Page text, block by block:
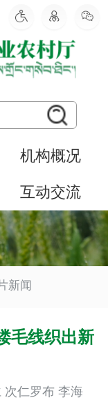
机构概况
互动交流
新闻
毛线织出新
次仁罗布 李海